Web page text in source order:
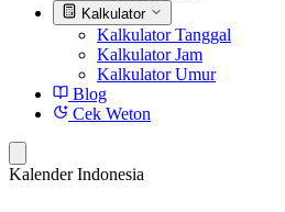
Kalkulator
Kalkulator Tanggal
Kalkulator Jam
Kalkulator Umur
Blog
Cek Weton
Kalender Indonesia